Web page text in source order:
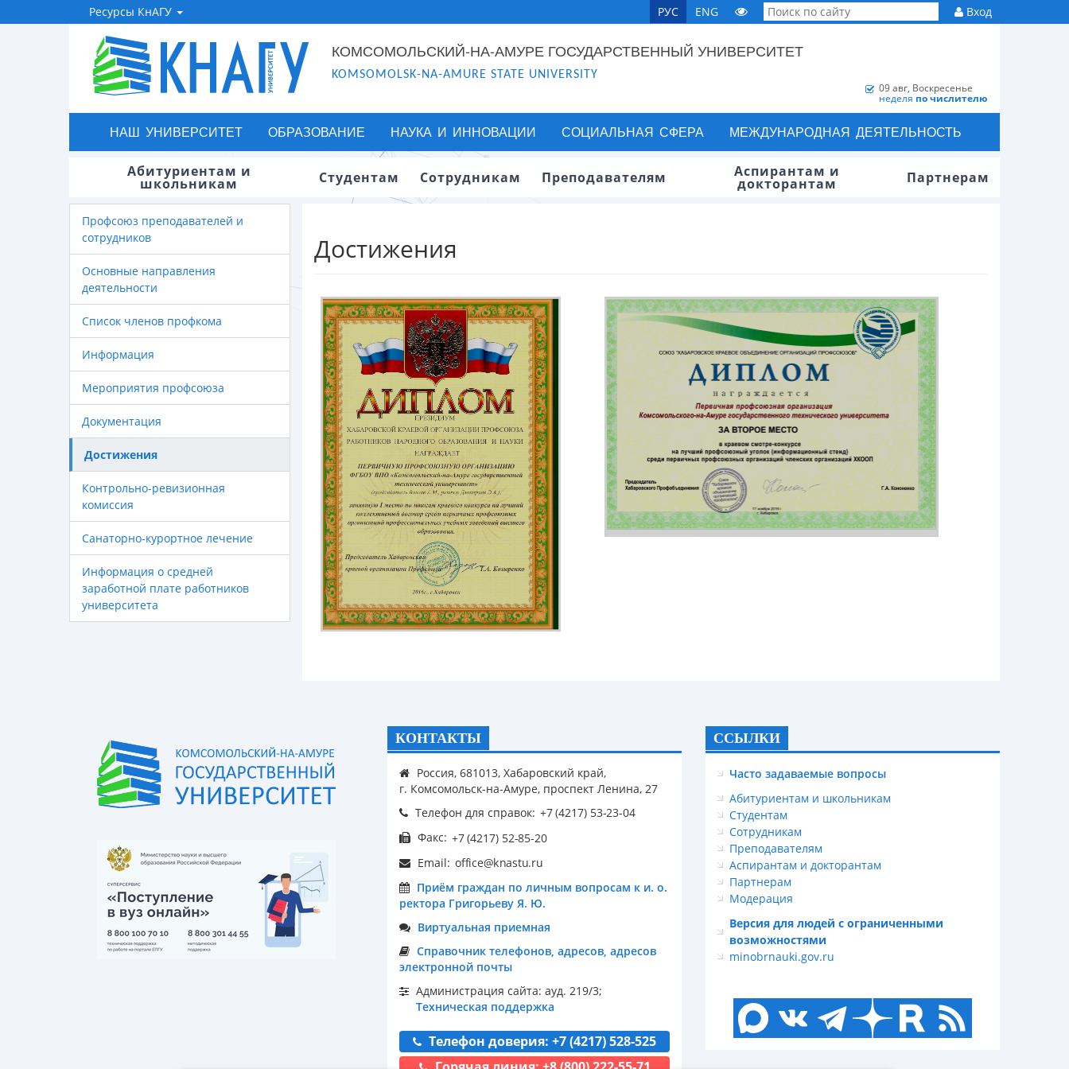
Ресурсы КнАГУ РУС ENG Вход
КОМСОМОЛЬСКИЙ-НА-АМУРЕ ГОСУДАРСТВЕННЫЙ УНИВЕРСИТЕТ
KOMSOMOLSK-NA-AMURE STATE UNIVERSITY
09 авг, Воскресенье
неделя по числителю
НАШ УНИВЕРСИТЕТ ОБРАЗОВАНИЕ НАУКА И ИННОВАЦИИ СОЦИАЛЬНАЯ СФЕРА МЕЖДУНАРОДНАЯ ДЕЯТЕЛЬНОСТЬ
Абитуриентам и
школьникам Студентам Сотрудникам Преподавателям Аспирантам и
докторантам Партнерам
Профсоюз преподавателей и
сотрудников
Основные направления
деятельности
Список членов профкома
Информация
Мероприятия профсоюза
Документация
Достижения
Контрольно-ревизионная
комиссия
Санаторно-курортное лечение
Информация о средней
заработной плате работников
университета
Достижения
КОНТАКТЫ
Россия, 681013, Хабаровский край,
г. Комсомольск-на-Амуре, проспект Ленина, 27
Телефон для справок:
Факс:
Email:
Приём граждан по личным вопросам к и. о.
ректора Григорьеву Я. Ю.
Виртуальная приемная
Справочник телефонов, адресов, адресов
электронной почты
Администрация сайта: ауд. 219/3;
Техническая поддержка
Телефон доверия: +7 (4217) 528-525
ССЫЛКИ
Часто задаваемые вопросы
Абитуриентам и школьникам
Студентам
Сотрудникам
Преподавателям
Аспирантам и докторантам
Партнерам
Модерация
Версия для людей с ограниченными
возможностями
minobrnauki.gov.ru